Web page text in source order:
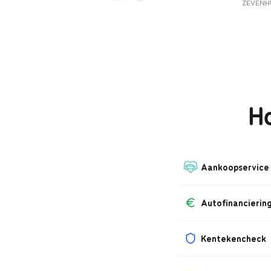
Aankoopservice
Autofinanciering
Kentekencheck